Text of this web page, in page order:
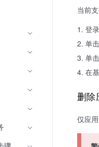
当前
登录
单
单
在
删除
仅应